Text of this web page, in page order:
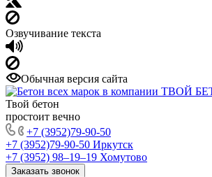
Озвучивание текста
Обычная версия сайта
Твой бетон
простоит вечно
+7 (3952)79-90-50
+7 (3952)79-90-50 Иркутск
+7 (3952) 98‒19‒19 Хомутово
Заказать звонок